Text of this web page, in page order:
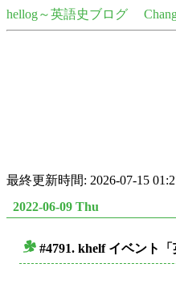
hellog～英語史ブログ
最終更新時間: 2026-07-15
2022-06-09 Thu
#4791. khelf イベント